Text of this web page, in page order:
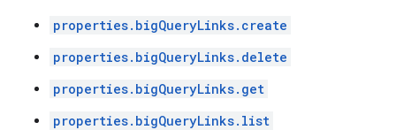
properties.bigQueryLinks.create
properties.bigQueryLinks.delete
properties.bigQueryLinks.get
properties.bigQueryLinks.list